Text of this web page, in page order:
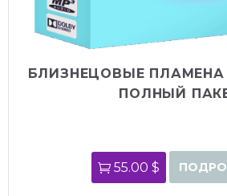
БЛИЗНЕЦОВЫЕ
ПОЛНЫЙ
55.00 $